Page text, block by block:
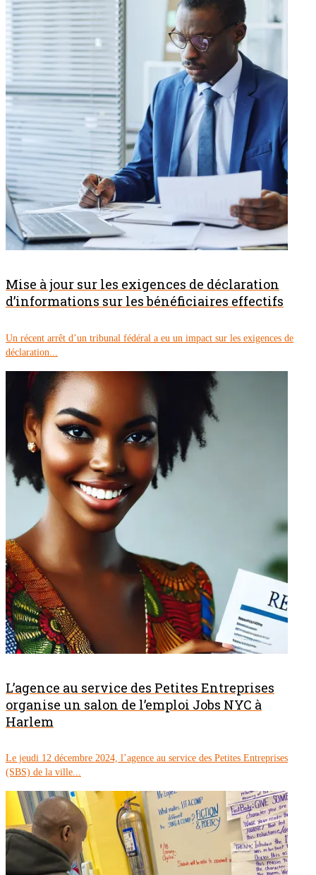
Mise à jour sur les exigences de déclaration
d’informations sur les bénéficiaires effectifs
Un récent arrêt d’un tribunal fédéral a eu un impact sur les exigences de
déclaration...
L’agence au service des Petites Entreprises
organise un salon de l’emploi Jobs NYC à
Harlem
Le jeudi 12 décembre 2024, l’agence au service des Petites Entreprises
(SBS) de la ville...